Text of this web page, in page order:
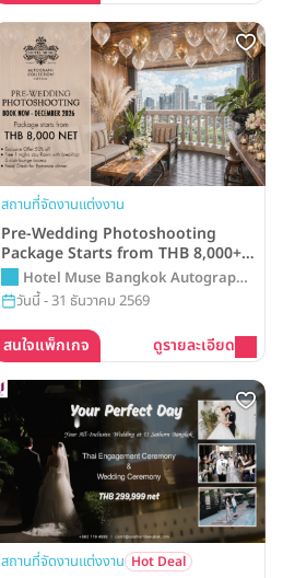
สถานที่จัดงานแต่งงาน
Pre-Wedding Photoshooting
Package Starts from THB 8,000++
at Hotel Muse Bangkok,
Autograph Collection
Hotel Muse Bangkok Autograph
Collection
วันนี้ - 31 ธันวาคม 2569
สนใจแพ็กเกจ ดูรายละเอียด
สถานที่จัดงานแต่งงาน Hot Deal